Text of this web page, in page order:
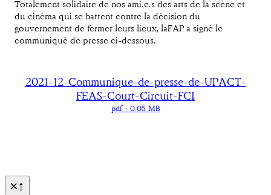
Totalement solidaire de nos ami.e.s des arts de la scène et
du cinéma qui se battent contre la décision du
gouvernement de fermer leurs lieux, laFAP a signé le
communiqué de presse ci-dessous.
2021-12-Communique-de-presse-de-UPACT-
FEAS-Court-Circuit-FCI
pdf - 0.05 MB
×↑